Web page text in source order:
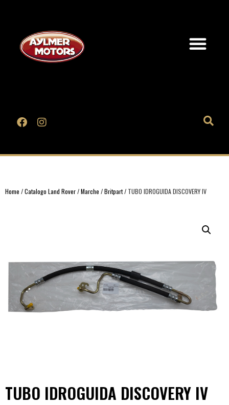
Home /Catalogo Land Rover/Marche /Britpart/ TUBO IDROGUIDA DISCOVERY IV
TUBO IDROGUIDA DISCOVERY IV